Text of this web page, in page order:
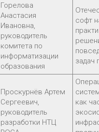
Горелова
Анастасия
Ивановна,
руководитель
комитета по
информатизации
образования
софт
задач
Проскурнёв Артем
Сергеевич,
руководитель
разработки НТЦ
как